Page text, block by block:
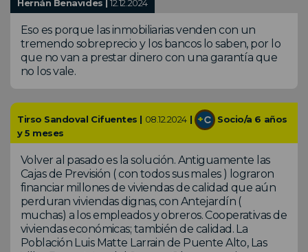
Hernán Benavides |12.12.2024
Eso es porque las inmobiliarias venden con un
tremendo sobreprecio y los bancos lo saben, por lo
que no van a prestar dinero con una garantía que
no los vale.
Tirso Sandoval Cifuentes | 08.12.2024 |
Socio/a 6 años
y 5 meses
Volver al pasado es la solución. Antiguamente las
Cajas de Previsión ( con todos sus males ) lograron
financiar millones de viviendas de calidad que aún
perduran viviendas dignas, con Antejardín (
muchas) a los empleados y obreros. Cooperativas de
viviendas económicas; también de calidad. La
Población Luis Matte Larrain de Puente Alto, Las